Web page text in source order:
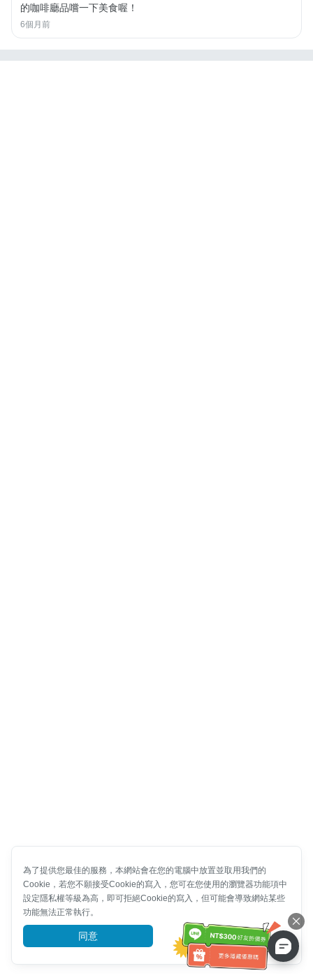
的咖啡廳品嚐一下美食喔！
6個月前
為了提供您最佳的服務，本網站會在您的電腦中放置並取用我們的
Cookie，若您不願接受Cookie的寫入，您可在您使用的瀏覽器功能項中
設定隱私權等級為高，即可拒絕Cookie的寫入，但可能會導致網站某些
功能無法正常執行。
同意 前往了解